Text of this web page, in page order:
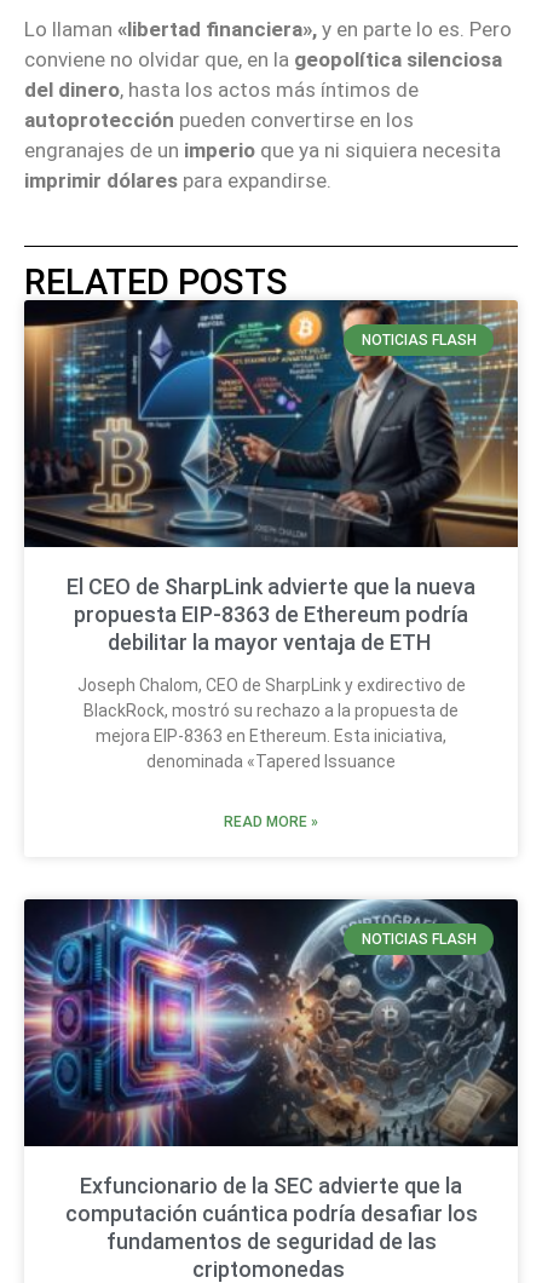
Lo llaman «libertad financiera», y en parte lo es. Pero
conviene no olvidar que, en la geopolítica silenciosa
del dinero, hasta los actos más íntimos de
autoprotección pueden convertirse en los
engranajes de un imperio que ya ni siquiera necesita
imprimir dólares para expandirse.
RELATED POSTS
NOTICIAS FLASH
El CEO de SharpLink advierte que la nueva
propuesta EIP-8363 de Ethereum podría
debilitar la mayor ventaja de ETH
Joseph Chalom, CEO de SharpLink y exdirectivo de
BlackRock, mostró su rechazo a la propuesta de
mejora EIP-8363 en Ethereum. Esta iniciativa,
denominada «Tapered Issuance
READ MORE »
NOTICIAS FLASH
Exfuncionario de la SEC advierte que la
computación cuántica podría desafiar los
fundamentos de seguridad de las
criptomonedas